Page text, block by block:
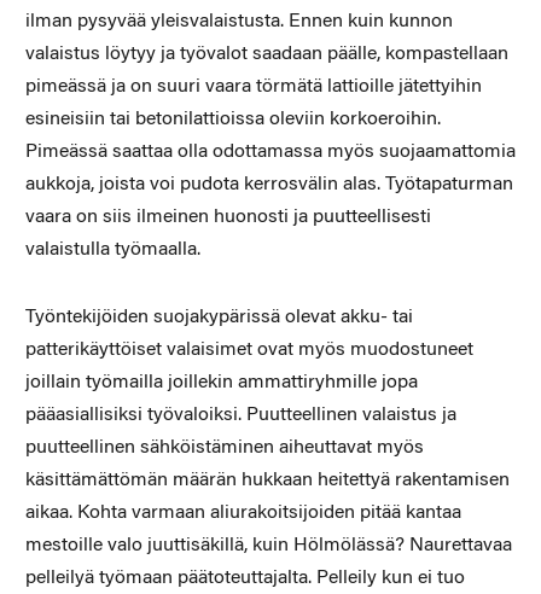
ilman pysyvää yleisvalaistusta. Ennen kuin kunnon
valaistus löytyy ja työvalot saadaan päälle, kompastellaan
pimeässä ja on suuri vaara törmätä lattioille jätettyihin
esineisiin tai betonilattioissa oleviin korkoeroihin.
Pimeässä saattaa olla odottamassa myös suojaamattomia
aukkoja, joista voi pudota kerrosvälin alas. Työtapaturman
vaara on siis ilmeinen huonosti ja puutteellisesti
valaistulla työmaalla.
Työntekijöiden suojakypärissä olevat akku- tai
patterikäyttöiset valaisimet ovat myös muodostuneet
joillain työmailla joillekin ammattiryhmille jopa
pääasiallisiksi työvaloiksi. Puutteellinen valaistus ja
puutteellinen sähköistäminen aiheuttavat myös
käsittämättömän määrän hukkaan heitettyä rakentamisen
aikaa. Kohta varmaan aliurakoitsijoiden pitää kantaa
mestoille valo juuttisäkillä, kuin Hölmölässä? Naurettavaa
pelleilyä työmaan päätoteuttajalta. Pelleily kun ei tuo